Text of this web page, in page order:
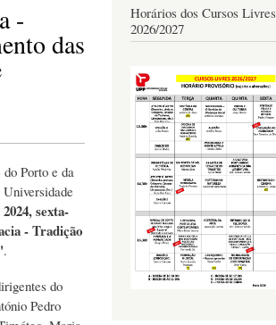
-
das
Porto e da
sexta-
- Tradição
.
do
Pedro
Horários dos Cursos Livres
2026/2027